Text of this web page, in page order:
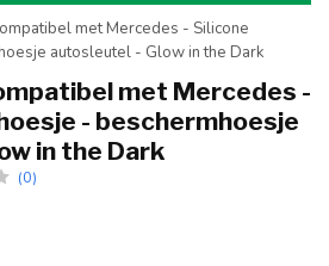
met Mercedes - Silicone
autosleutel - Glow in the Dark
met Mercedes -
- beschermhoesje
in the Dark
(0)